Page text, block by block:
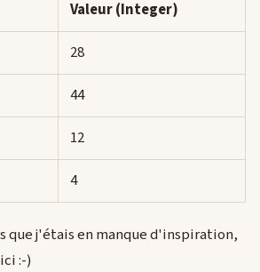
Valeur (Integer)
28
44
12
4
que j'étais en manque d'inspiration,
:-)